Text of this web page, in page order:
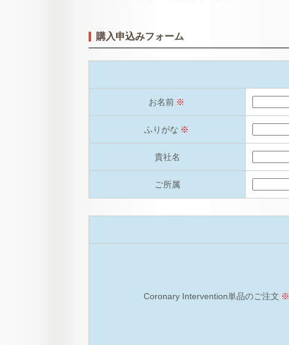
購入申込みフォーム
お名前 ※
ふりがな ※
貴社名
ご所属
Coronary Intervention単品のご注文 ※